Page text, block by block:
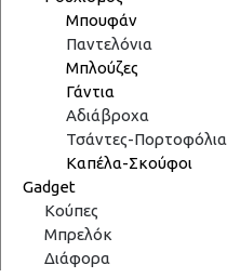
Μπουφάν
Παντελόνια
Μπλούζες
Γάντια
Αδιάβροχα
Τσάντες-Πορτοφόλια
Καπέλα-Σκούφοι
Gadget
Κούπες
Μπρελόκ
Διάφορα